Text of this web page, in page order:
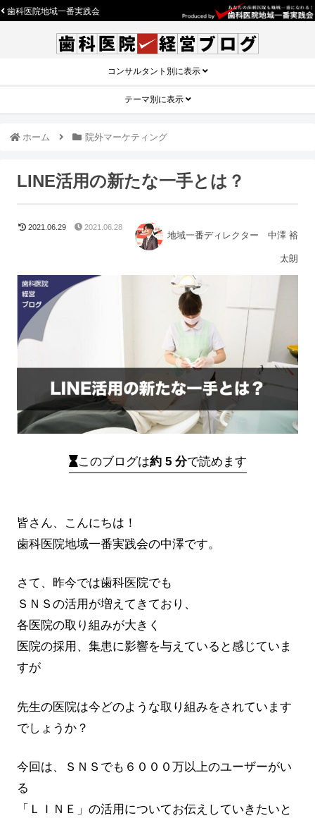
歯科医院地域一番実践会
コンサルタント別に表示
テーマ別に表示
ホーム 院外マーケティング
LINE活用の新たな一手とは？
2021.06.29 2021.06.28
地域一番ディレクター 中澤 裕
太朗
このブログは約 5 分で読めます
皆さん、こんにちは！
歯科医院地域一番実践会の中澤です。
さて、昨今では歯科医院でも
ＳＮＳの活用が増えてきており、
各医院の取り組みが大きく
医院の採用、集患に影響を与えていると感じていま
すが
先生の医院は今どのような取り組みをされています
でしょうか？
今回は、ＳＮＳでも６０００万以上のユーザーがい
る
「ＬＩＮＥ」の活用についてお伝えしていきたいと